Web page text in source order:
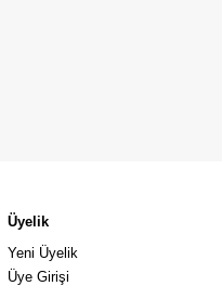
Üyelik
Yeni Üyelik
Üye Girişi